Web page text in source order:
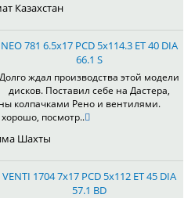
Казахстан
NEO 781 6.5x17 PCD 5x114.3 ET 40 DIA
66.1 S
Долго ждал производства этой модели
дисков. Поставил себе на Дастера,
колпачками Рено и вентилями.
посмотр..
Шахты
VENTI 1704 7x17 PCD 5x112 ET 45 DIA
57.1 BD